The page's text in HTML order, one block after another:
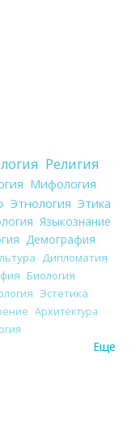
Религия
Мифология
Этнология Этика
Языкознание
Демография
Дипломатия
Биология
Эстетика
Архитектура
Еще